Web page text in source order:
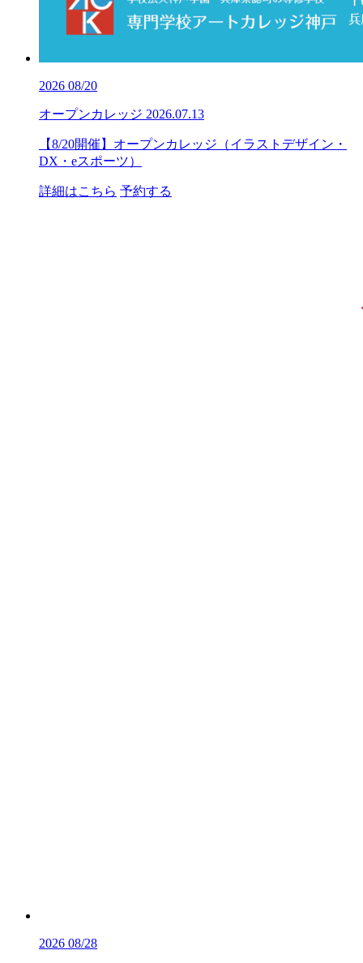
2026 08/20
オープンカレッジ 2026.07.13
【8/20開催】オープンカレッジ（イラストデザイン・
DX・eスポーツ）
詳細はこちら 予約する
2026 08/28